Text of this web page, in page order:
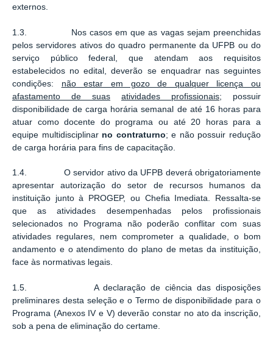
externos.
1.3. Nos casos em que as vagas sejam preenchidas
pelos servidores ativos do quadro permanente da UFPB ou do
serviço público federal, que atendam aos requisitos
estabelecidos no edital, deverão se enquadrar nas seguintes
condições: não estar em gozo de qualquer licença ou
afastamento de suas
atividades profissionais; possuir
disponibilidade de carga horária semanal de até 16 horas para
atuar como docente do programa ou até 20 horas para a
equipe multidisciplinar no contraturno; e não possuir redução
de carga horária para fins de capacitação.
1.4. O servidor ativo da UFPB deverá obrigatoriamente
apresentar autorização do setor de recursos humanos da
instituição junto à PROGEP, ou Chefia Imediata. Ressalta-se
que as atividades desempenhadas pelos profissionais
selecionados no Programa não poderão conflitar com suas
atividades regulares, nem comprometer a qualidade, o bom
andamento e o atendimento do plano de metas da instituição,
face às normativas legais.
1.5. A declaração de ciência das disposições
preliminares desta seleção e o Termo de disponibilidade para o
Programa (Anexos IV e V) deverão constar no ato da inscrição,
sob a pena de eliminação do certame.